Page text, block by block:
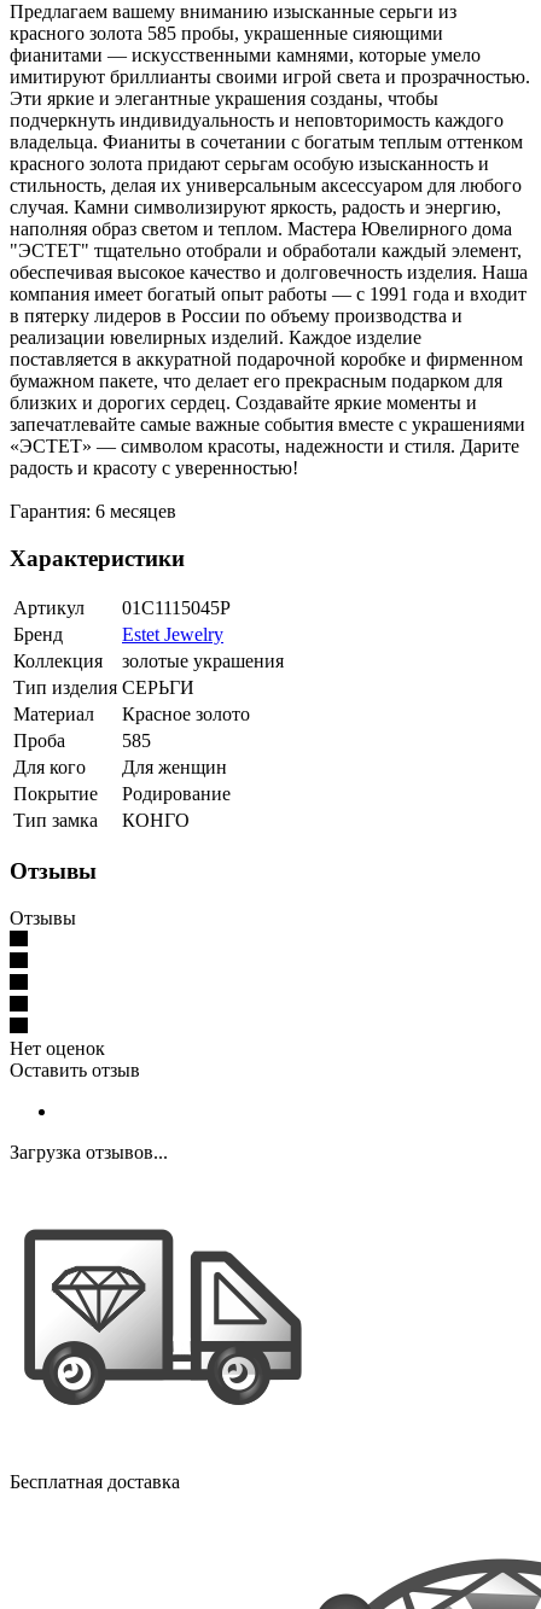
Предлагаем вашему вниманию изысканные серьги из
красного золота 585 пробы, украшенные сияющими
фианитами — искусственными камнями, которые умело
имитируют бриллианты своими игрой света и прозрачностью.
Эти яркие и элегантные украшения созданы, чтобы
подчеркнуть индивидуальность и неповторимость каждого
владельца. Фианиты в сочетании с богатым теплым оттенком
красного золота придают серьгам особую изысканность и
стильность, делая их универсальным аксессуаром для любого
случая. Камни символизируют яркость, радость и энергию,
наполняя образ светом и теплом. Мастера Ювелирного дома
"ЭСТЕТ" тщательно отобрали и обработали каждый элемент,
обеспечивая высокое качество и долговечность изделия. Наша
компания имеет богатый опыт работы — с 1991 года и входит
в пятерку лидеров в России по объему производства и
реализации ювелирных изделий. Каждое изделие
поставляется в аккуратной подарочной коробке и фирменном
бумажном пакете, что делает его прекрасным подарком для
близких и дорогих сердец. Создавайте яркие моменты и
запечатлевайте самые важные события вместе с украшениями
«ЭСТЕТ» — символом красоты, надежности и стиля. Дарите
радость и красоту с уверенностью!
Гарантия: 6 месяцев
Характеристики
Артикул
01С1115045Р
Бренд
Estet Jewelry
Коллекция
золотые украшения
Тип изделия СЕРЬГИ
Материал
Красное золото
Проба
585
Для кого
Для женщин
Покрытие
Родирование
Тип замка
КОНГО
Отзывы
Отзывы
Нет оценок
Оставить отзыв
Загрузка отзывов...
Бесплатная доставка